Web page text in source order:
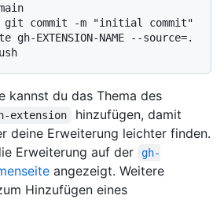
git commit -m "initial commit"
gh-EXTENSION-NAME --source=.
kannst du das Thema des
extension
hinzufügen, damit
deine Erweiterung leichter finden.
Erweiterung auf der
gh-
angezeigt. Weitere
Hinzufügen eines